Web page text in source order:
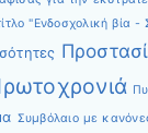
"Ενδοσχολική βία
Συμβόλαιο με